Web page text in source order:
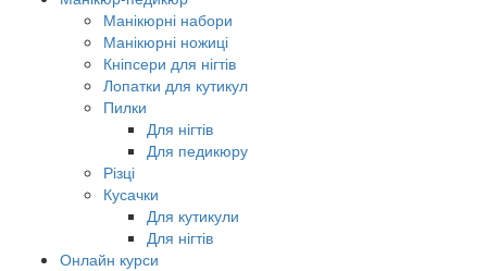
Манікюрні набори
Манікюрні ножиці
Кніпсери для нігтів
Лопатки для кутикул
Пилки
Для нігтів
Для педикюру
Різці
Кусачки
Для кутикули
Для нігтів
Онлайн курси